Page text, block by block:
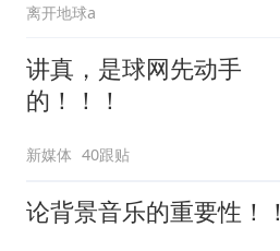
离开地球a
讲真，是球网先动手
的！！！
新媒体 40跟贴
论背景音乐的重要性！！